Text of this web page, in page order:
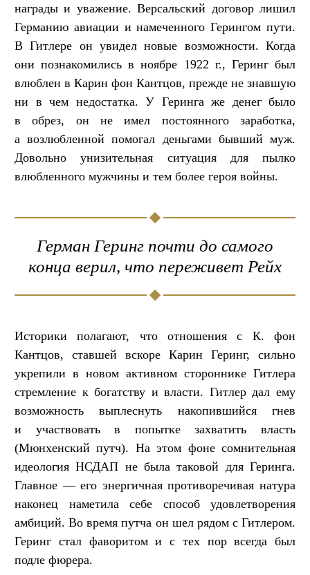
награды и уважение. Версальский договор лишил
Германию авиации и намеченного Герингом пути.
В Гитлере он увидел новые возможности. Когда
они познакомились в ноябре 1922 г., Геринг был
влюблен в Карин фон Кантцов, прежде не знавшую
ни в чем недостатка. У Геринга же денег было
в обрез, он не имел постоянного заработка,
а возлюбленной помогал деньгами бывший муж.
Довольно унизительная ситуация для пылко
влюбленного мужчины и тем более героя войны.
Герман Геринг почти до самого
конца верил, что переживет Рейх
Историки полагают, что отношения с К. фон
Кантцов, ставшей вскоре Карин Геринг, сильно
укрепили в новом активном стороннике Гитлера
стремление к богатству и власти. Гитлер дал ему
возможность выплеснуть накопившийся гнев
и участвовать в попытке захватить власть
(Мюнхенский путч). На этом фоне сомнительная
идеология НСДАП не была таковой для Геринга.
Главное — его энергичная противоречивая натура
наконец наметила себе способ удовлетворения
амбиций. Во время путча он шел рядом с Гитлером.
Геринг стал фаворитом и с тех пор всегда был
подле фюрера.